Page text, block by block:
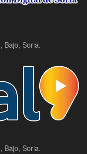
Bajo, Soria.
Bajo, Soria.